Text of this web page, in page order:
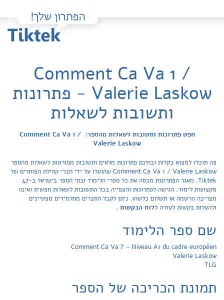
Comment Ca Va 1 /
Valerie Laskow - פתרונות
ותשובות לשאלות
חפש פתרונות ותשובות לשאלות מהספר: Comment Ca Va 1 /
Valerie Laskow
פה תוכלו למצוא בקלות ובחינם פתרונות מלאים ותשובות מפורטות לשאלות מהספר
Comment Ca Va 1 / Valerie Laskow שהועלו על ידי חברי קהילת הפותרים של
Tiktek. מאגר הפתרונות מכסה את כל ספרי הלימוד ובתי הספר בישראל ב-47
מקצועות לימוד. הגישה לפתרונות והצפייה בכל התשובות לשאלות חפשית ואינה
מצריכה הרשמה או תשלום כלשהו. ניתן לקבל הסברים מתלמידים מצטיינים
ולהעלות בקשות לעזרה ללוח הבקשות .
שם ספר הלימוד
Comment Ca Va ? - Niveau A1 du cadre européen
Valerie Laskow
TLG
תמונת הכריכה של הספר